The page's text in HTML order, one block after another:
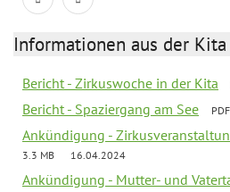
Informationen aus der Kita
Bericht - Zirkuswoche in der Kita
Bericht - Spaziergang am See
Ankündigung -
3.3 MB
16.04.2024
Ankündigung - Mutter- und